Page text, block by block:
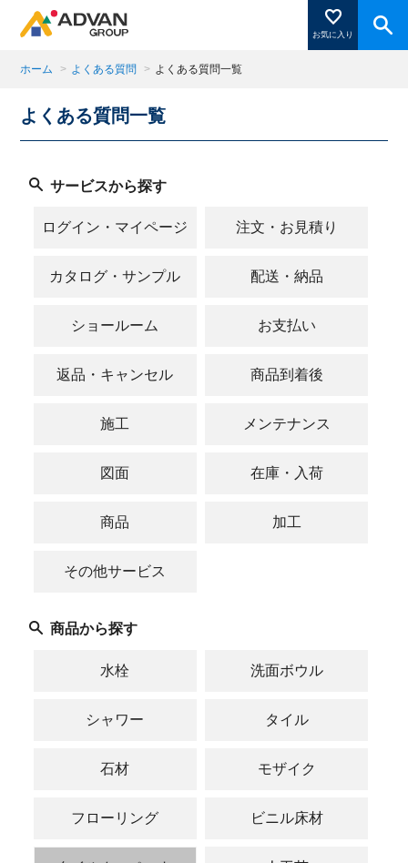
お気に入り
商品ページにある「お気に入り登録」を押すと登録した
商品がここに表示されます。
閉じる
ホーム > よくある質問 > よくある質問一覧
よくある質問一覧
サービスから探す
ログイン・マイページ 注文・お見積り
カタログ・サンプル 配送・納品
ショールーム お支払い
返品・キャンセル 商品到着後
施工 メンテナンス
図面 在庫・入荷
商品 加工
その他サービス
商品から探す
水栓 洗面ボウル
シャワー タイル
石材 モザイク
フローリング ビニル床材